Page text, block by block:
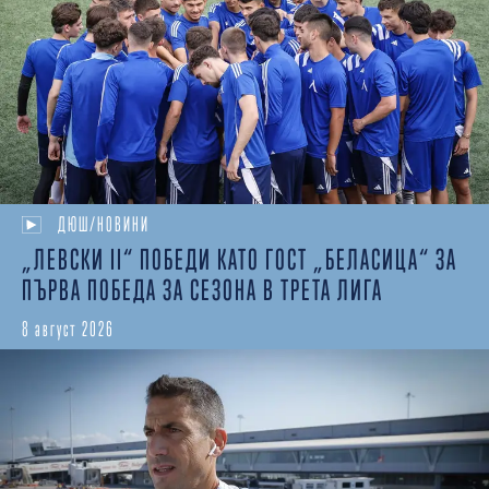
ДЮШ/НОВИНИ
„ЛЕВСКИ II“ ПОБЕДИ КАТО ГОСТ „БЕЛАСИЦА“ ЗА
ПЪРВА ПОБЕДА ЗА СЕЗОНА В ТРЕТА ЛИГА
8 август 2026